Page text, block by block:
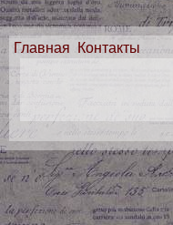
Главная Контакты